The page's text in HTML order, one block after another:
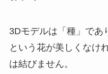
3Dモデルは「種」であ
という花が美しくなけ
は結びません。